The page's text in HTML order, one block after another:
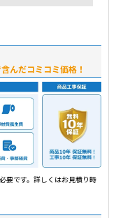
んだコミコミ価格！
要です。詳しくはお見積り時